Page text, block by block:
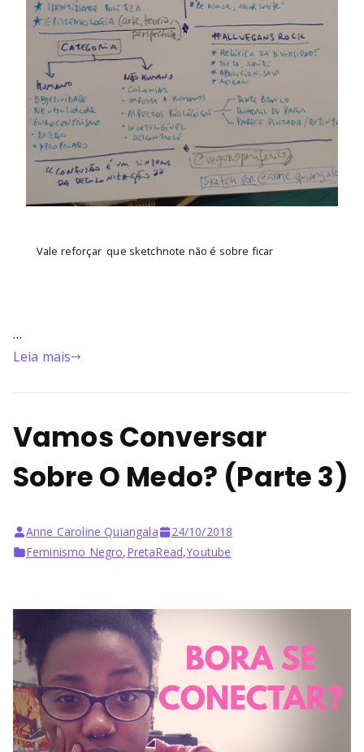
Vale reforçar que sketchnote não é sobre ficar
…
Leia mais
Vamos Conversar
Sobre O Medo? (Parte 3)
Anne Caroline Quiangala
24/10/2018
Feminismo Negro,PretaRead,Youtube